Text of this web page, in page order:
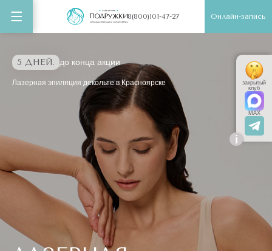
8(800)101-47-27 Онлайн-запись
5 ДНЕЙ. до конца акции
Лазерная эпиляция декольте в Красноярске
i
закрытый
клуб
MAX